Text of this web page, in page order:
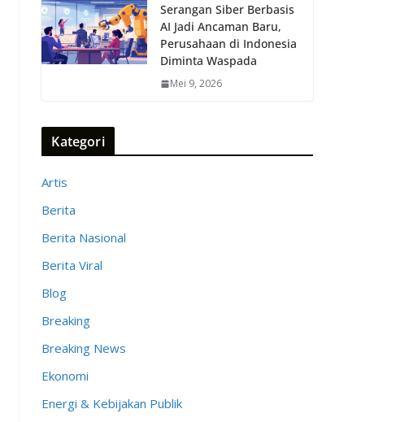
Serangan Siber Berbasis
AI Jadi Ancaman Baru,
Perusahaan di Indonesia
Diminta Waspada
Mei 9, 2026
Kategori
Artis
Berita
Berita Nasional
Berita Viral
Blog
Breaking
Breaking News
Ekonomi
Energi & Kebijakan Publik